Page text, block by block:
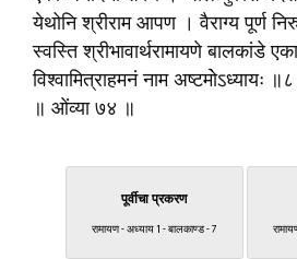
येथोनि श्रीराम आपण । वैराग्य पूर्ण
स्वस्ति श्रीभावार्थरामायणे बालकांडे
विश्वामित्राहमनं नाम अष्टमो॓ऽध्यायः
॥ ओंव्या ७४ ॥
पूर्वीचा प्रकरण
रामायण - अध्याय 1 - बालकाण्ड - 7